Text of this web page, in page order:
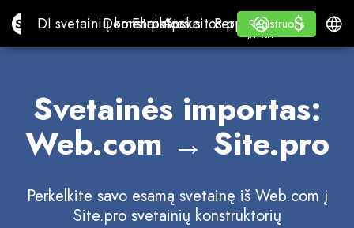
Site.proDI svetainių konstruktorius
DI svetainių konstruktorius
Domenai
DomenaiEl. paštas
El. paštasApskaitos programa
Apskaitos programa
Perpardavėjams
„WHITE LABEL“
Mokymasis
Mokymasis
Registruotis
Registruotis
Prisijungti
$
$
Svetainės importas:
Web.com → Site.pro
Perkelkite savo esamą svetainę iš Web.com į
Site.pro svetainių konstruktorių